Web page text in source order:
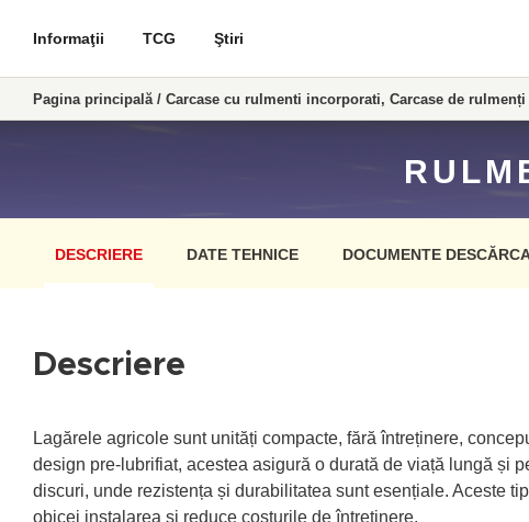
Informaţii TCG Ştiri
Pagina principală / Carcase cu rulmenti incorporati, Carcase de rulmenți
DESCRIERE DATE TEHNICE DOCUMENTE
Descriere
Lagărele agricole sunt unități compacte, fără întreținere,
design pre-lubrifiat, acestea asigură o durată de viață lungă și
discuri, unde rezistența și durabilitatea sunt esențiale. Aceste
obicei instalarea și reduce costurile de întreținere.